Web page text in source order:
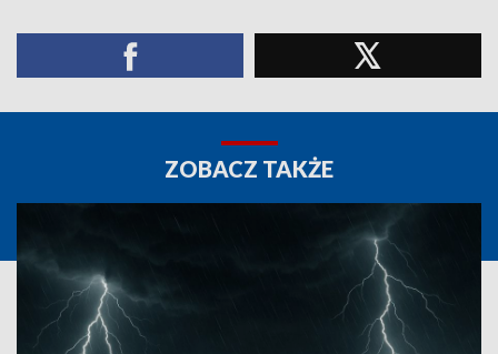
ZOBACZ TAKŻE